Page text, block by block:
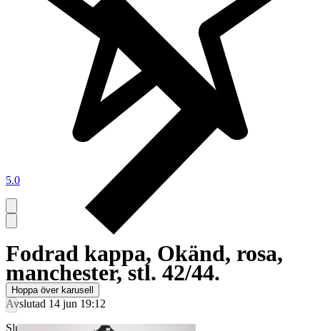
5.0
Fodrad kappa, Okänd, rosa,
manchester, stl. 42/44.
Avslutad 14 jun 19:12
Slutpris
Hoppa över karusell